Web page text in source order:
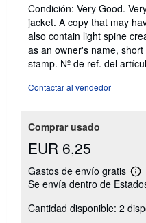
5
5
Condición: Very Good.
jacket. A copy that may
also contain light spine
as an owner's name,
stamp. Nº de ref. del
Contactar al vendedor
Comprar usado
EUR 6,25
Gastos de envío gratis
Más
las
Se envía dentro de
Cantidad disponible: 2